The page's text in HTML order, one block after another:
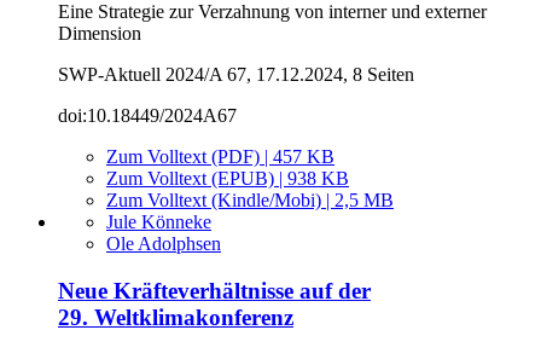
Eine Strategie zur Verzahnung von interner und externer
Dimension
SWP-Aktuell 2024/A 67, 17.12.2024, 8 Seiten
doi:10.18449/2024A67
Zum Volltext (PDF) | 457 KB
Zum Volltext (EPUB) | 938 KB
Zum Volltext (Kindle/Mobi) | 2,5 MB
Jule Könneke
Ole Adolphsen
Neue Kräfteverhältnisse auf der
29. Weltklimakonferenz